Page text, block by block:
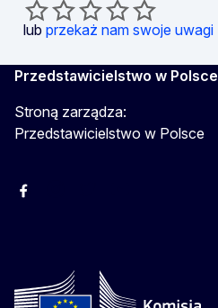
lub przekaż nam swoje uwagi
Przedstawicielstwo w Polsce
Stroną zarządza:
Przedstawicielstwo w Polsce
Facebook